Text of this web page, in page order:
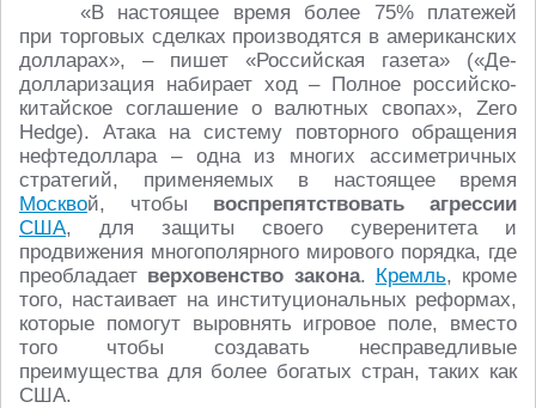
«В настоящее время более 75% платежей
при торговых сделках производятся в американских
долларах», – пишет «Российская газета» («Де-
долларизация набирает ход – Полное российско-
китайское соглашение о валютных свопах», Zero
Hedge). Атака на систему повторного обращения
нефтедоллара – одна из многих ассиметричных
стратегий, применяемых в настоящее время
Москвой, чтобы воспрепятствовать агрессии
США, для защиты своего суверенитета и
продвижения многополярного мирового порядка, где
преобладает верховенство закона. Кремль, кроме
того, настаивает на институциональных реформах,
которые помогут выровнять игровое поле, вместо
того чтобы создавать несправедливые
преимущества для более богатых стран, таких как
США.